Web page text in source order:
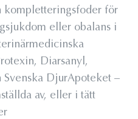
kompletteringsfoder för
eller obalans i
Diarsanyl,
DjurApoteket –
av, eller i tätt